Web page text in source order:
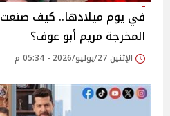
في يوم ميلادها.. كيف
المخرجة مريم أبو عوف؟
الإثنين 27/يوليو/2026 - 05:34 م